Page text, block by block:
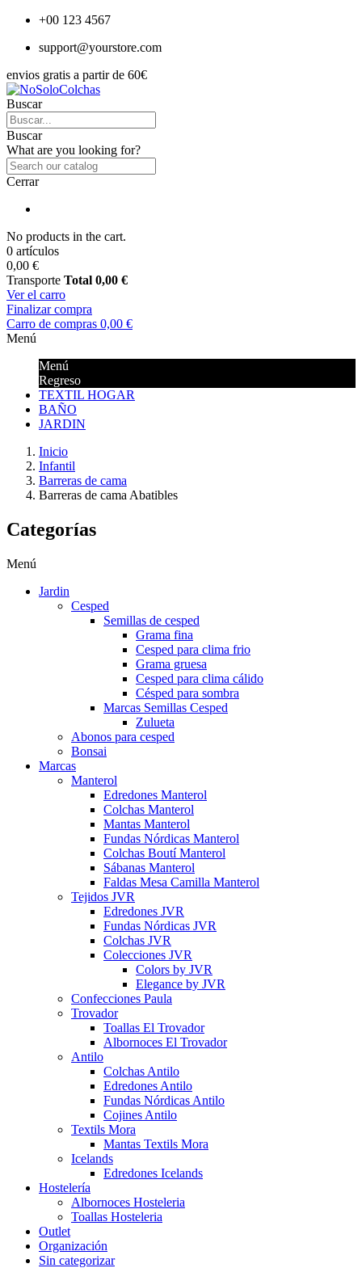
+00 123 4567
support@yourstore.com
envios gratis a partir de 60€
Buscar
Buscar
What are you looking for?
Cerrar
No products in the cart.
0 artículos
0,00 €
Transporte Total 0,00 €
Ver el carro
Finalizar compra
Carro de compras 0,00 €
Menú
Menú
Regreso
TEXTIL HOGAR
BAÑO
JARDIN
Inicio
Infantil
Barreras de cama
Barreras de cama Abatibles
Categorías
Menú
Jardin
Cesped
Semillas de cesped
Grama fina
Cesped para clima frio
Grama gruesa
Cesped para clima cálido
Césped para sombra
Marcas Semillas Cesped
Zulueta
Abonos para cesped
Bonsai
Marcas
Manterol
Edredones Manterol
Colchas Manterol
Mantas Manterol
Fundas Nórdicas Manterol
Colchas Boutí Manterol
Sábanas Manterol
Faldas Mesa Camilla Manterol
Tejidos JVR
Edredones JVR
Fundas Nórdicas JVR
Colchas JVR
Colecciones JVR
Colors by JVR
Elegance by JVR
Confecciones Paula
Trovador
Toallas El Trovador
Albornoces El Trovador
Antilo
Colchas Antilo
Edredones Antilo
Fundas Nórdicas Antilo
Cojines Antilo
Textils Mora
Mantas Textils Mora
Icelands
Edredones Icelands
Hostelería
Albornoces Hosteleria
Toallas Hosteleria
Outlet
Organización
Sin categorizar